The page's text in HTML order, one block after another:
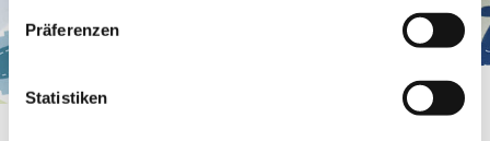
personenbezogene Daten verarbeiten. Hier geht’s zum
Impressum.
Präferenzen
Statistiken